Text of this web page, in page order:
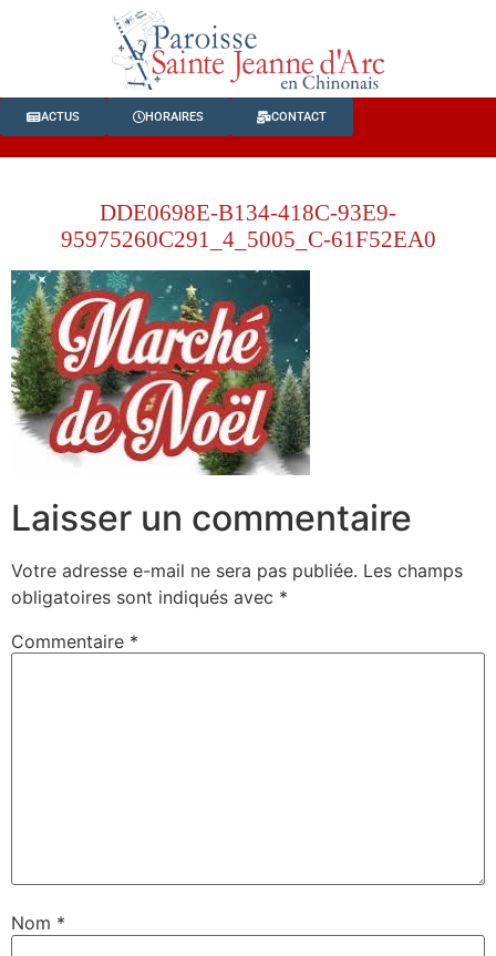
ACTUS HORAIRES CONTACT
DDE0698E-B134-418C-93E9-
95975260C291_4_5005_C-61F52EA0
Laisser un commentaire
Votre adresse e-mail ne sera pas publiée. Les champs
obligatoires sont indiqués avec *
Commentaire *
Nom *